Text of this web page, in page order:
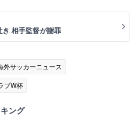
き 相手監督が謝罪
外サッカーニュース
ブW杯
ング